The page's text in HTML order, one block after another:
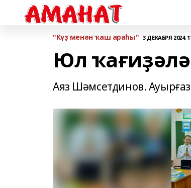
"Күҙ менән ҡаш араһы" 3 ДЕКАБРЯ 2024,
Юл
Аяз Шәмсетдинов.